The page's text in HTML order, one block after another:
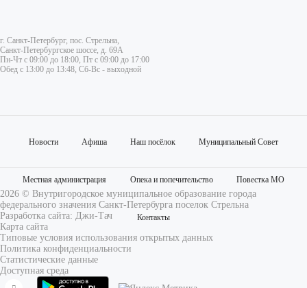
г. Санкт-Петербург, пос. Стрельна,
Санкт-Петербургское шоссе, д. 69А
Пн-Чт с 09:00 до 18:00, Пт с 09:00 до 17:00
Обед с 13:00 до 13:48, Сб-Вс - выходной
Новости Афиша Наш посёлок Муниципальный Совет
Местная администрация Опека и попечительство Повестка МО
Контакты
2026 © Внутригородское муниципальное образование города
федерального значения Санкт-Петербурга поселок Стрельна
Разработка сайта: Джи-Тач
Карта сайта
Типовые условия использования открытых данных
Политика конфиденциальности
Статистические данные
Доступная среда